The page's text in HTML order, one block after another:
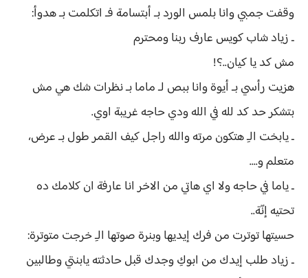
وقفت جمبي وانا بلمس الورد بـ أبتسامة فـ اتكلمت بـ هدوأ:
ـ زياد شاب كويس عارف ربنا ومحترم
مش كد يا كيان..؟!
هزيت رأسي بـ أيوة وانا ببص لـ ماما بـ نظرات شك هي مش
بتشكر حد كد لله في الله ودي حاجه غريبة اوي.
ـ يابخت الـِ هتكون مرته والله راجل كيف القمر طول بـ عرض،
متعلم و....
ـ ياما في حاجه ولا اي هاتي من الاخر انا عارفة ان كلامك ده
تحتيه إنّة..
حسيتها توترت من فرك إيديها وبنرة صوتها الـِ خرجت متوترة:
ـ زياد طلب إيدك من ابوكِ وجدك قبل حادثته يابنتي وطالبين